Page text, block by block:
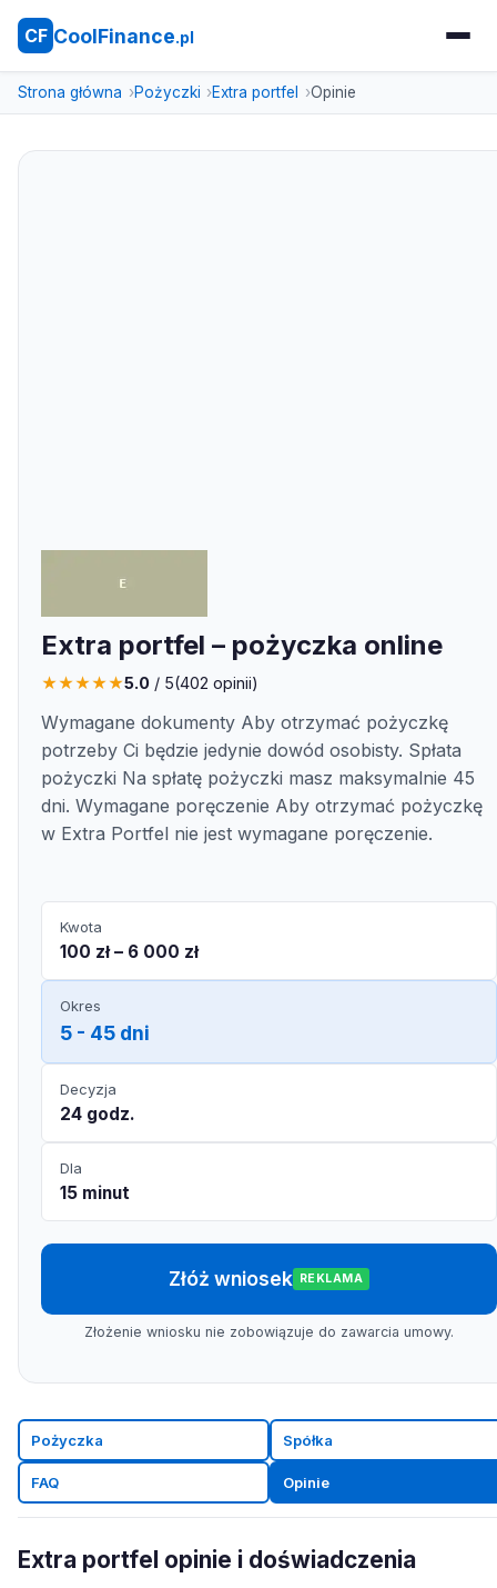
CF CoolFinance.pl
Strona główna Pożyczki Extra portfel Opinie
Extra portfel – pożyczka online
★★★★★5.0 / 5(402 opinii)
Wymagane dokumenty Aby otrzymać pożyczkę
potrzeby Ci będzie jedynie dowód osobisty. Spłata
pożyczki Na spłatę pożyczki masz maksymalnie 45
dni. Wymagane poręczenie Aby otrzymać pożyczkę
w Extra Portfel nie jest wymagane poręczenie.
Kwota
100 zł – 6 000 zł
Okres
5 - 45 dni
Decyzja
24 godz.
Dla
15 minut
Złóż wniosek REKLAMA
Złożenie wniosku nie zobowiązuje do zawarcia umowy.
Pożyczka Spółka
FAQ Opinie
Extra portfel opinie i doświadczenia